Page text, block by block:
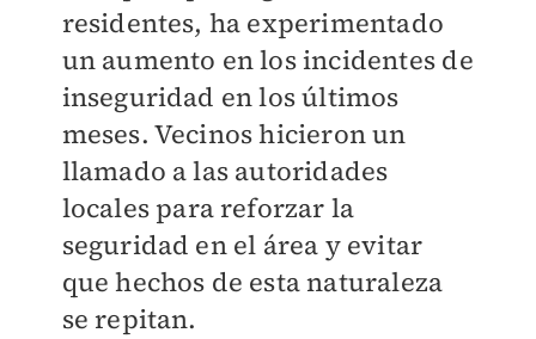
residentes, ha experimentado
un aumento en los incidentes de
inseguridad en los últimos
meses. Vecinos hicieron un
llamado a las autoridades
locales para reforzar la
seguridad en el área y evitar
que hechos de esta naturaleza
se repitan.